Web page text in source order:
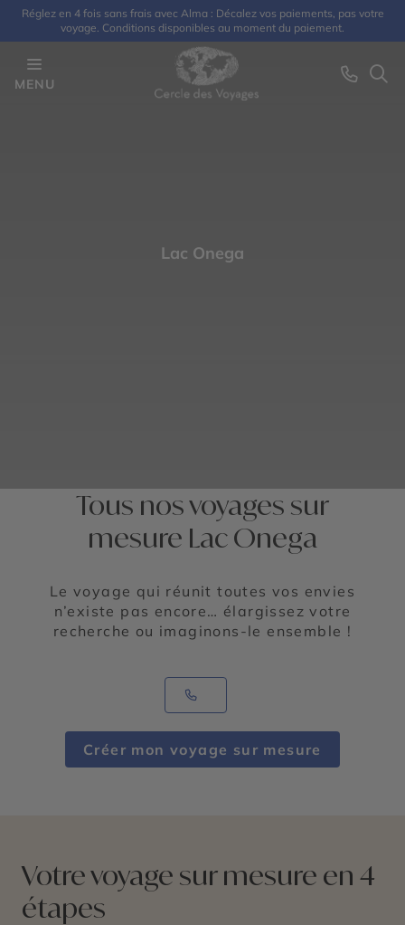
Réglez en 4 fois sans frais avec Alma : Décalez vos paiements, pas votre
voyage. Conditions disponibles au moment du paiement.
MENU
Lac Onega
Tous nos voyages sur
mesure Lac Onega
Le voyage qui réunit toutes vos envies
n’existe pas encore… élargissez votre
recherche ou imaginons-le ensemble !
Créer mon voyage sur mesure
Votre voyage sur mesure en 4
étapes